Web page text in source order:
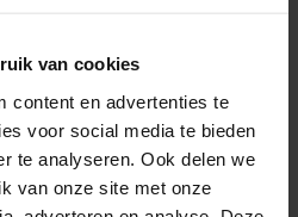
van cookies
content en advertenties te
voor social media te bieden
te analyseren. Ook delen we
van onze site met onze
gestikt
SELECTEER
garen